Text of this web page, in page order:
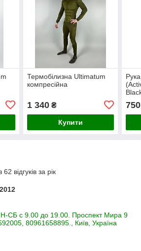
Термобілизна Ultimatum
компресійна
1 340₴
Купити
750
відгуків за рік
СБ с 9.00 до 19.00. Проспект Мира 9
80961658895., Київ, Україна